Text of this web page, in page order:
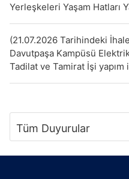
Yerleşkeleri Yaşam Hatları
(21.07.2026 Tarihindeki
Davutpaşa Kampüsü
Tadilat ve Tamirat İşi yapım
Tüm Duyurular